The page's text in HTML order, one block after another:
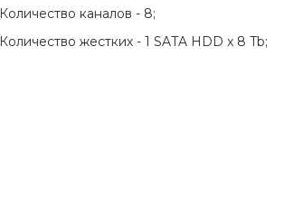
Количество каналов - 8;
Количество жестких -1 SATA HDD x 8 Tb;